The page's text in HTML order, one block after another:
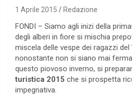
1 Aprile 2015 Redazione
FONDI – Siamo agli inizi della
degli alberi in fiore si mischia
miscela delle vespe dei ragazzi del
nonostante non si siano mai
questo piovoso inverno, si
turistica 2015 che si prospetta
impegnativa.